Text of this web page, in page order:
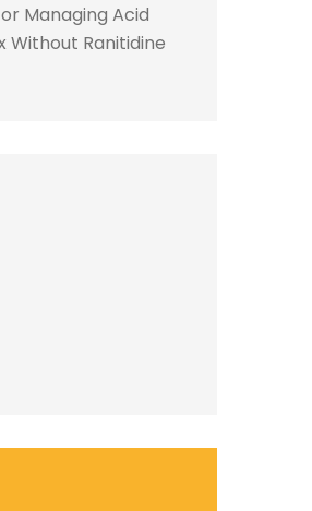
Managing Acid
Without Ranitidine